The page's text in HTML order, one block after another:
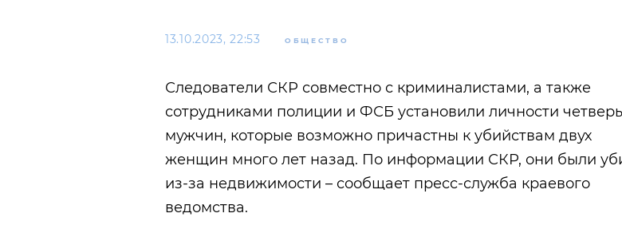
13.10.2023, 22:53 ОБЩЕСТВО
Следователи СКР совместно с криминалистами, а также
сотрудниками полиции и ФСБ установили личности
мужчин, которые возможно причастны к убийствам двух
женщин много лет назад. По информации СКР, они были
из-за недвижимости – сообщает пресс-служба краевого
ведомства.